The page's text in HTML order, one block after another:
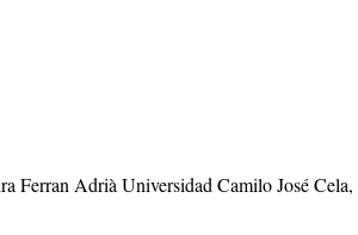
Adrià Universidad Camilo José